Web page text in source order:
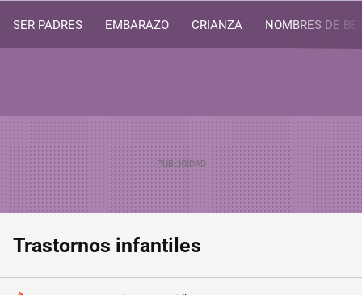
SER PADRES EMBARAZO CRIANZA NOMBRES DE
Trastornos infantiles